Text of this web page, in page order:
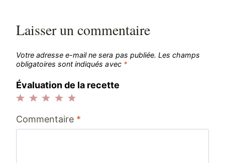
Laisser un commentaire
Votre adresse e-mail ne sera pas publiée. Les champs
obligatoires sont indiqués avec *
Évaluation de la recette
étoiles
étoiles
étoiles
étoiles
étoile
Commentaire *